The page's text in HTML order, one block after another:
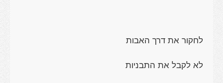
לחקור את דרך האבות
לא לקבל את התבניות